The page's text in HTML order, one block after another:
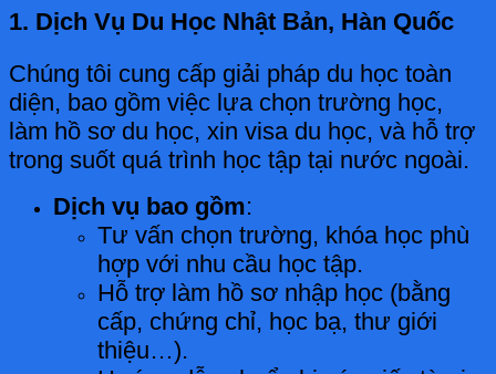
1. Dịch Vụ Du Học Nhật Bản, Hàn Quốc
Chúng tôi cung cấp giải pháp du học toàn
diện, bao gồm việc lựa chọn trường học,
làm hồ sơ du học, xin visa du học, và hỗ trợ
trong suốt quá trình học tập tại nước ngoài.
Dịch vụ bao gồm:
Tư vấn chọn trường, khóa học phù
hợp với nhu cầu học tập.
Hỗ trợ làm hồ sơ nhập học (bằng
cấp, chứng chỉ, học bạ, thư giới
thiệu…).